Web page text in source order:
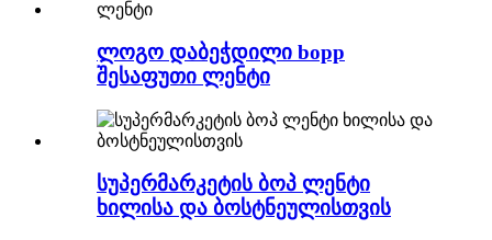
ლოგო დაბეჭდილი bopp
შესაფუთი ლენტი
სუპერმარკეტის ბოპ ლენტი
ხილისა და ბოსტნეულისთვის